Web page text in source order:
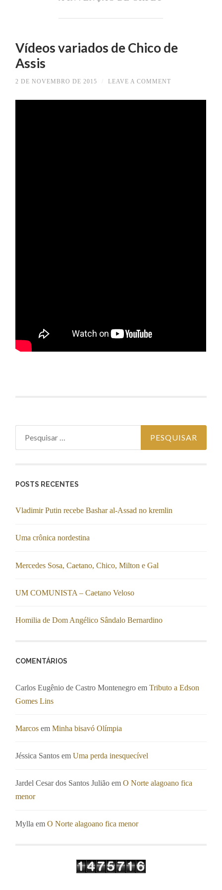
Vídeos variados de Chico de
Assis
2 DE NOVEMBRO DE 2015 LEAVE A COMMENT
POSTS RECENTES
Vladimir Putin recebe Bashar al-Assad no kremlin
Uma crônica nordestina
Mercedes Sosa, Caetano, Chico, Milton e Gal
UM COMUNISTA – Caetano Veloso
Homilia de Dom Angélico Sândalo Bernardino
COMENTÁRIOS
Carlos Eugênio de Castro Montenegro emTributo a Edson
Gomes Lins
Marcos emMinha bisavó Olímpia
Jéssica Santos emUma perda inesquecível
Jardel Cesar dos Santos Julião emO Norte alagoano fica
menor
Mylla emO Norte alagoano fica menor